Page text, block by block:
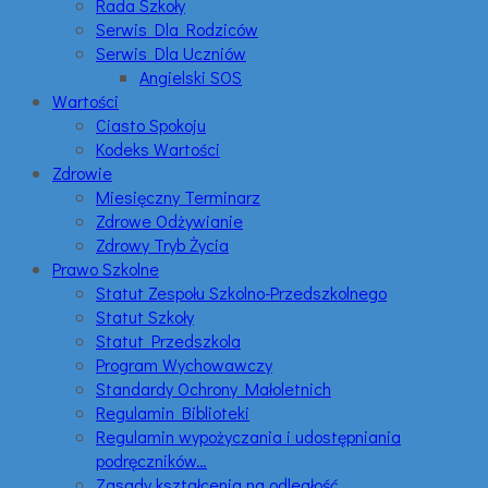
Rada Szkoły
Serwis Dla Rodziców
Serwis Dla Uczniów
Angielski SOS
Wartości
Ciasto Spokoju
Kodeks Wartości
Zdrowie
Miesięczny Terminarz
Zdrowe Odżywianie
Zdrowy Tryb Życia
Prawo Szkolne
Statut Zespołu Szkolno-Przedszkolnego
Statut Szkoły
Statut Przedszkola
Program Wychowawczy
Standardy Ochrony Małoletnich
Regulamin Biblioteki
Regulamin wypożyczania i udostępniania
podręczników…